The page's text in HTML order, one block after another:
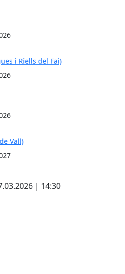
i Riells del Fai)
Vall)
| 14:30